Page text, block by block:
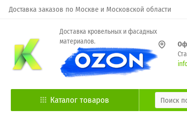
Доставка заказов по Москве и Московской области
Доставка кровельных и фасадных
материалов.
Каталог товаров